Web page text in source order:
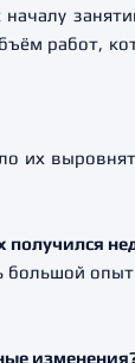
работ,
их
получился
большой